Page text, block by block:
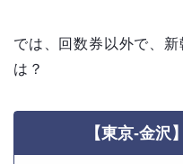
では、回数券以外で、
は？
【東京‐金沢